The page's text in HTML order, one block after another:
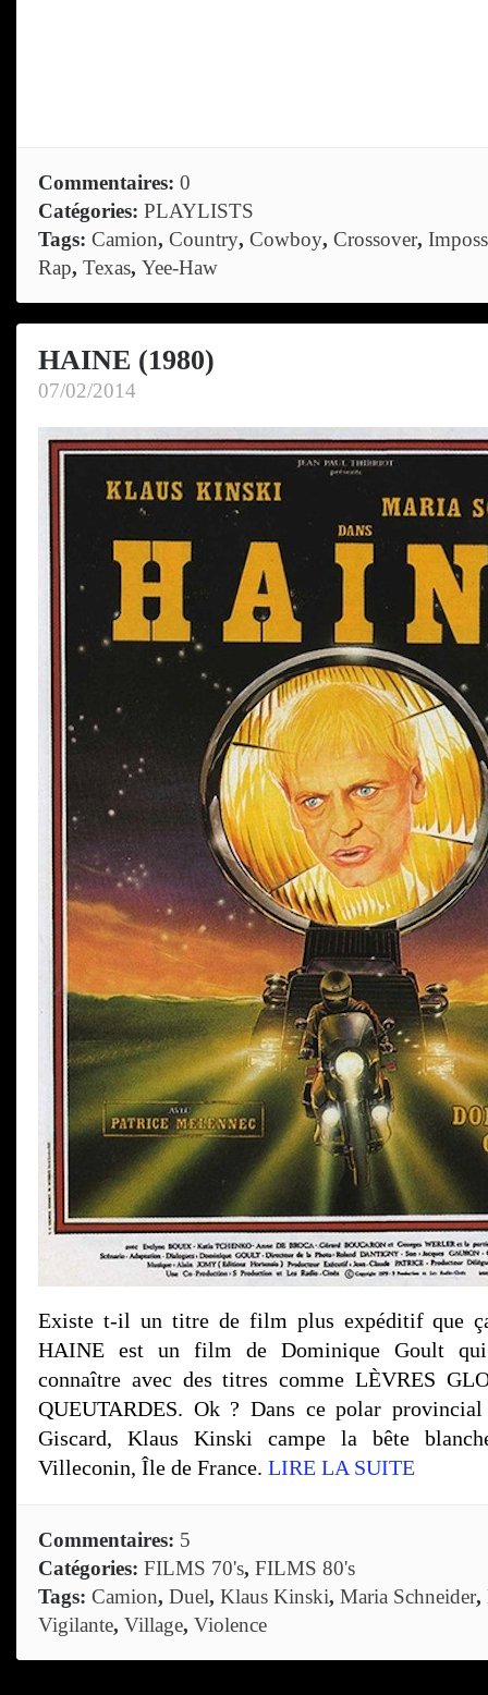
Commentaires: 0
Catégories: PLAYLISTS
Tags: Camion, Country, Cowboy, Crossover,
Rap, Texas, Yee-Haw
HAINE (1980)
07/02/2014
Existe t-il un titre de film plus expéditif que
HAINE est un film de Dominique Goult qui
connaître avec des titres comme LÈVRES
QUEUTARDES. Ok ? Dans ce polar provincial
Giscard, Klaus Kinski campe la bête
Villeconin, Île de France. LIRE LA SUITE
Commentaires: 5
Catégories: FILMS 70's, FILMS 80's
Tags: Camion, Duel, Klaus Kinski, Maria Schneider,
Vigilante, Village, Violence